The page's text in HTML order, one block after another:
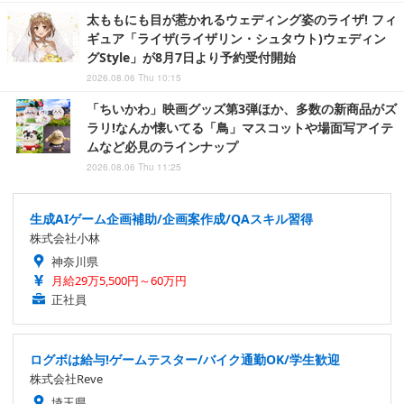
太ももにも目が惹かれるウェディング姿のライザ! フィ
ギュア「ライザ(ライザリン・シュタウト)ウェディン
グStyle」が8月7日より予約受付開始
2026.08.06 Thu 10:15
「ちいかわ」映画グッズ第3弾ほか、多数の新商品がズ
ラリ!なんか懐いてる「鳥」マスコットや場面写アイテ
ムなど必見のラインナップ
2026.08.06 Thu 11:25
生成AIゲーム企画補助/企画案作成/QAスキル習得
株式会社小林
神奈川県
月給29万5,500円～60万円
正社員
ログボは給与!ゲームテスター/バイク通勤OK/学生歓迎
株式会社Reve